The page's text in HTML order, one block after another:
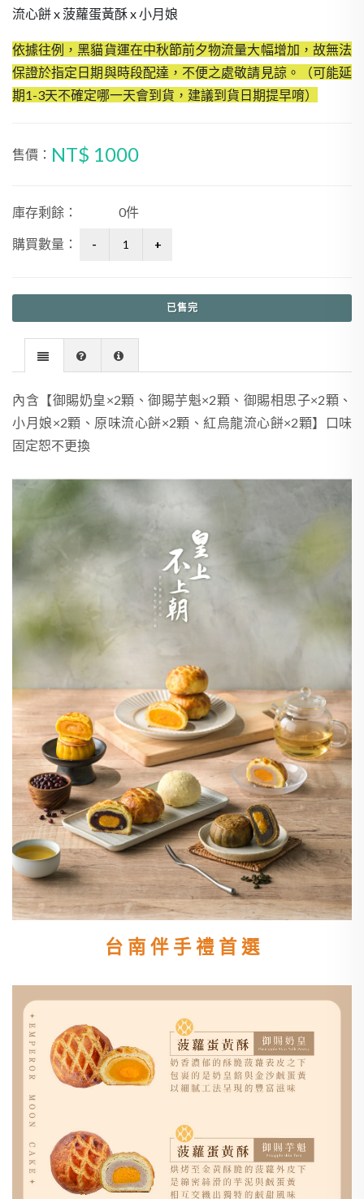
流心餅 x 菠蘿蛋黃酥 x 小月娘
依據往例，黑貓貨運在中秋節前夕物流量大幅增加，故無法
保證於指定日期與時段配達，不便之處敬請見諒。（可能延
期1-3天不確定哪一天會到貨，建議到貨日期提早唷）
售價： NT$ 1000
庫存剩餘： 0件
購買數量：
已售完
內含【御賜奶皇×2顆、御賜芋魁×2顆、御賜相思子×2顆、
小月娘×2顆、原味流心餅×2顆、紅烏龍流心餅×2顆】口味
固定恕不更換
台 南 伴 手 禮 首 選